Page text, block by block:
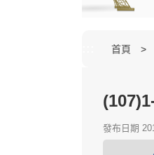
首頁
發布日期